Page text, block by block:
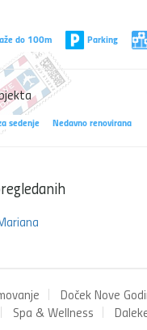
do 100m Parking
sedenje Nedavno renovirana
Doček Nove
Spa & Wellness